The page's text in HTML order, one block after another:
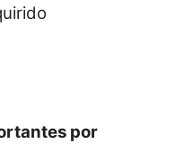
por